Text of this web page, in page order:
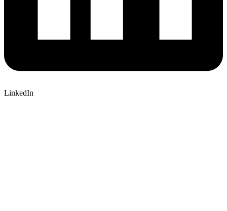
LinkedIn